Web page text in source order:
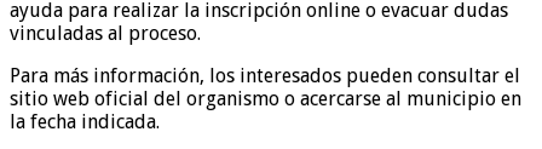
ayuda para realizar la inscripción online o evacuar dudas
vinculadas al proceso.
Para más información, los interesados pueden consultar el
sitio web oficial del organismo o acercarse al municipio en
la fecha indicada.